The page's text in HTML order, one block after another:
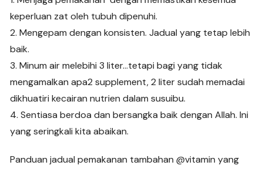
keperluan zat oleh tubuh dipenuhi.
2. Mengepam dengan konsisten. Jadual yang tetap lebih
baik.
3. Minum air melebihi 3 liter…tetapi bagi yang tidak
mengamalkan apa2 supplement, 2 liter sudah memadai
dikhuatiri kecairan nutrien dalam susuibu.
4. Sentiasa berdoa dan bersangka baik dengan Allah. Ini
yang seringkali kita abaikan.
Panduan jadual pemakanan tambahan @vitamin yang